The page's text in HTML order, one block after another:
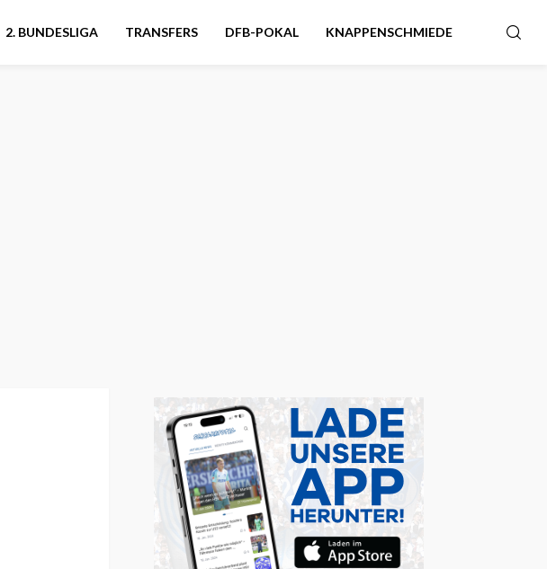
2. BUNDESLIGA TRANSFERS DFB-POKAL KNAPPENSCHMIEDE